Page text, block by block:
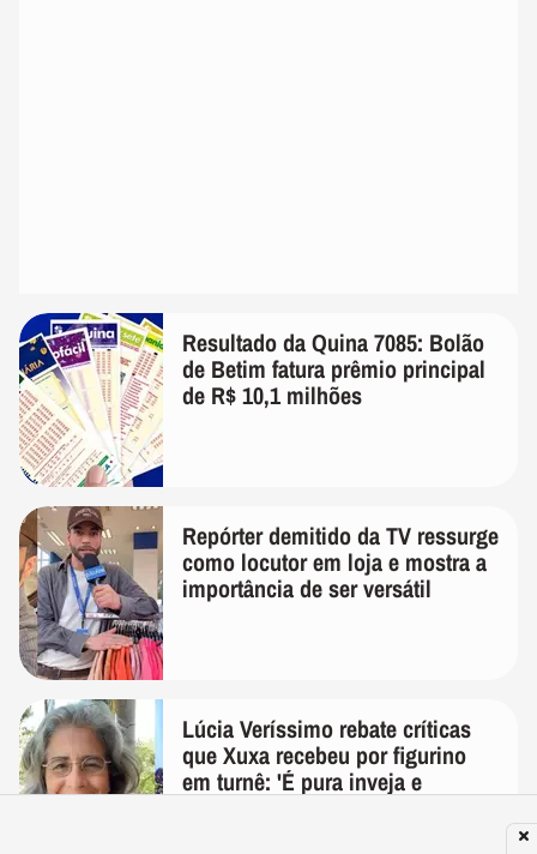
Resultado da Quina 7085: Bolão
de Betim fatura prêmio principal
de R$ 10,1 milhões
Repórter demitido da TV ressurge
como locutor em loja e mostra a
importância de ser versátil
Lúcia Veríssimo rebate críticas
que Xuxa recebeu por figurino
em turnê: 'É pura inveja e